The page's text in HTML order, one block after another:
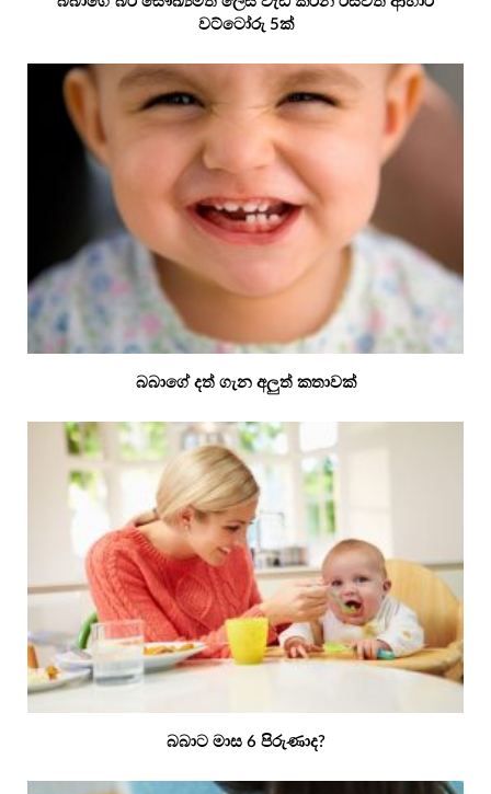
වට්ටෝරු 5ක්
බබාගේ දත් ගැන අලුත් කතාවක්
බබාට මාස 6 පිරුණාද?